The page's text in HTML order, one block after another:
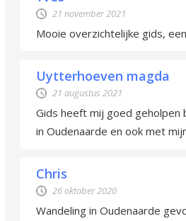
21 november 2021
Mooie overzichtelijke gids,
Uytterhoeven magda
21 augustus 2021
Gids heeft mij goed geholpen
in Oudenaarde en ook met
Chris
26 oktober 2020
Wandeling in Oudenaarde